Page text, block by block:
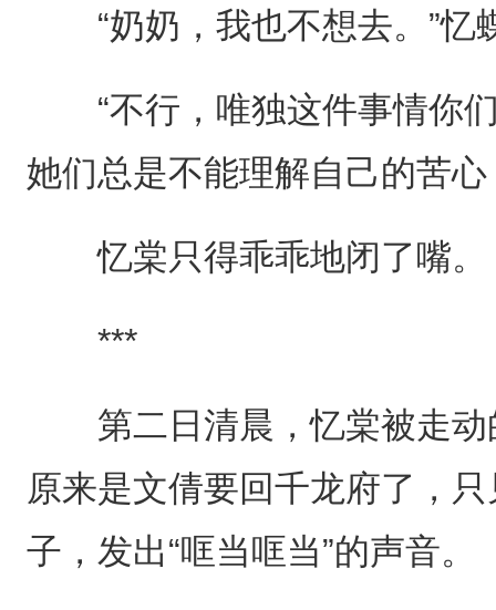
“奶奶，我也不想去。”忆
“不行，唯独这件事情你们
她们总是不能理解自己的苦
忆棠只得乖乖地闭了嘴。
***
第二日清晨，忆棠被走动
原来是文倩要回千龙府了，
子，发出“哐当哐当”的声音。